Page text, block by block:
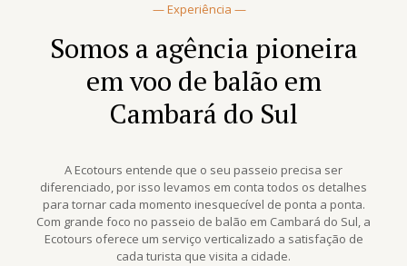
— Experiência —
Somos a agência pioneira
em voo de balão em
Cambará do Sul
A Ecotours entende que o seu passeio precisa ser
diferenciado, por isso levamos em conta todos os detalhes
para tornar cada momento inesquecível de ponta a ponta.
Com grande foco no passeio de balão em Cambará do Sul, a
Ecotours oferece um serviço verticalizado a satisfação de
cada turista que visita a cidade.